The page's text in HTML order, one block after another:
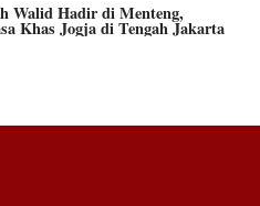
Walid Hadir di Menteng,
Khas Jogja di Tengah Jakarta